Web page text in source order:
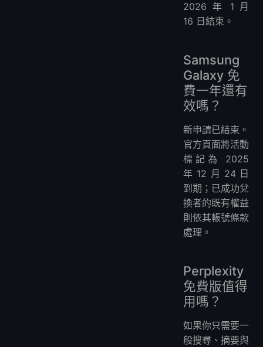
2026 年 1 月
16 日結束。
Samsung
Galaxy 免
費一年還有
效嗎？
新申請已結束。
官方頁面將活動
標記為 2025
年 12 月 24 日
到期；已成功兌
換者的既有權益
則依其帳號條款
處理。
Perplexity
免費版值得
用嗎？
如果你只需要一
般搜尋、摘要與